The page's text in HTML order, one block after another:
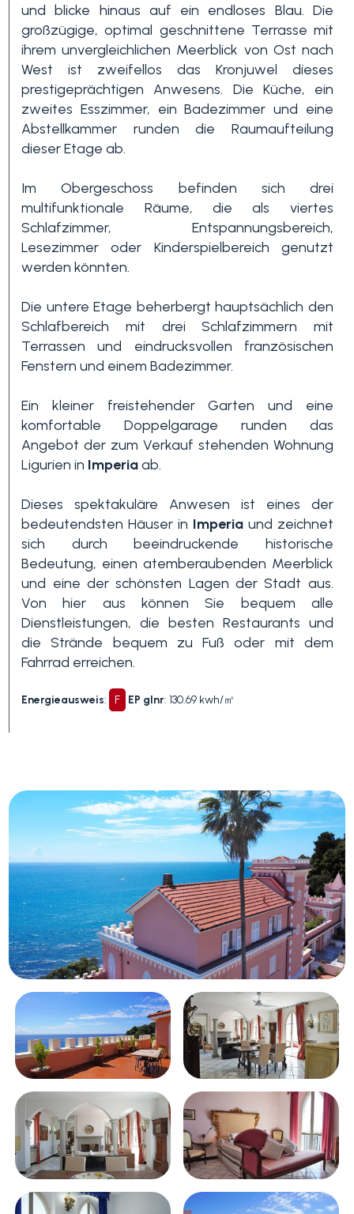
und blicke hinaus auf ein endloses Blau. Die
großzügige, optimal geschnittene Terrasse mit
ihrem unvergleichlichen Meerblick von Ost nach
West ist zweifellos das Kronjuwel dieses
prestigeprächtigen Anwesens. Die Küche, ein
zweites Esszimmer, ein Badezimmer und eine
Abstellkammer runden die Raumaufteilung
dieser Etage ab.
Im Obergeschoss befinden sich drei
multifunktionale Räume, die als viertes
Schlafzimmer, Entspannungsbereich,
Lesezimmer oder Kinderspielbereich genutzt
werden könnten.
Die untere Etage beherbergt hauptsächlich den
Schlafbereich mit drei Schlafzimmern mit
Terrassen und eindrucksvollen französischen
Fenstern und einem Badezimmer.
Ein kleiner freistehender Garten und eine
komfortable Doppelgarage runden das
Angebot der zum Verkauf stehenden Wohnung
Ligurien in Imperiaab.
Dieses spektakuläre Anwesen ist eines der
bedeutendsten Häuser in Imperiaund zeichnet
sich durch beeindruckende historische
Bedeutung, einen atemberaubenden Meerblick
und eine der schönsten Lagen der Stadt aus.
Von hier aus können Sie bequem alle
Dienstleistungen, die besten Restaurants und
die Strände bequem zu Fuß oder mit dem
Fahrrad erreichen.
Energieausweis: F EP glnr: 130.69 kwh/㎡
Garten
Balkon / Terrasse
Aufzug
Schwimmbad
Meerblick